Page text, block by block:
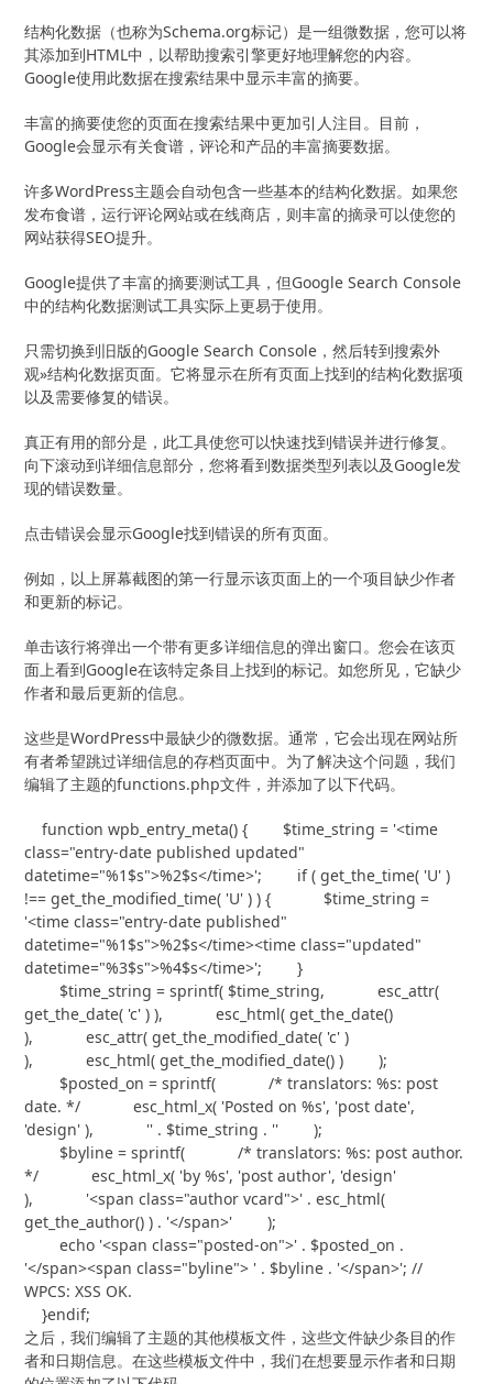
结构化数据（也称为Schema.org标记）是一组微数据，您可以将
其添加到HTML中，以帮助搜索引擎更好地理解您的内容。
Google使用此数据在搜索结果中显示丰富的摘要。
丰富的摘要使您的页面在搜索结果中更加引人注目。目前，
Google会显示有关食谱，评论和产品的丰富摘要数据。
许多WordPress主题会自动包含一些基本的结构化数据。如果您
发布食谱，运行评论网站或在线商店，则丰富的摘录可以使您的
网站获得SEO提升。
Google提供了丰富的摘要测试工具，但Google Search Console
中的结构化数据测试工具实际上更易于使用。
只需切换到旧版的Google Search Console，然后转到搜索外
观»结构化数据页面。它将显示在所有页面上找到的结构化数据项
以及需要修复的错误。
真正有用的部分是，此工具使您可以快速找到错误并进行修复。
向下滚动到详细信息部分，您将看到数据类型列表以及Google发
现的错误数量。
点击错误会显示Google找到错误的所有页面。
例如，以上屏幕截图的第一行显示该页面上的一个项目缺少作者
和更新的标记。
单击该行将弹出一个带有更多详细信息的弹出窗口。您会在该页
面上看到Google在该特定条目上找到的标记。如您所见，它缺少
作者和最后更新的信息。
这些是WordPress中最缺少的微数据。通常，它会出现在网站所
有者希望跳过详细信息的存档页面中。为了解决这个问题，我们
编辑了主题的functions.php文件，并添加了以下代码。
function wpb_entry_meta() {        $time_string = '<time
class="entry-date published updated"
datetime="%1$s">%2$s</time>';        if ( get_the_time( 'U' )
!== get_the_modified_time( 'U' ) ) {            $time_string =
'<time class="entry-date published"
datetime="%1$s">%2$s</time><time class="updated"
datetime="%3$s">%4$s</time>';        }
$time_string = sprintf( $time_string,            esc_attr(
get_the_date( 'c' ) ),            esc_html( get_the_date()
),            esc_attr( get_the_modified_date( 'c' )
),            esc_html( get_the_modified_date() )        );
$posted_on = sprintf(            /* translators: %s: post
date. */            esc_html_x( 'Posted on %s', 'post date',
'design' ),            '' . $time_string . ''        );
$byline = sprintf(            /* translators: %s: post author.
*/            esc_html_x( 'by %s', 'post author', 'design'
),            '<span class="author vcard">' . esc_html(
get_the_author() ) . '</span>'        );
echo '<span class="posted-on">' . $posted_on .
'</span><span class="byline"> ' . $byline . '</span>'; //
WPCS: XSS OK.
}endif;
之后，我们编辑了主题的其他模板文件，这些文件缺少条目的作
者和日期信息。在这些模板文件中，我们在想要显示作者和日期